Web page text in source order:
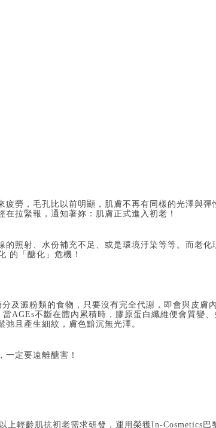
疲勞，毛孔比以前明顯，肌膚不再有同樣的光澤與彈
拉緊報，通知著妳：肌膚正式進入初老！
的照射、水份補充不足、或是環境汙染等等。而老化
的「醣化」危機！
分及澱粉類的食物，只要沒有完全代謝，即會與皮膚
AGEs不斷在體內累積時，膠原蛋白纖維便會質變、
且產生細紋，膚色黯沉無光澤。
一定要遠離醣害！
上輕齡肌抗初老需求研發，運用榮獲In-Cosmetics巴